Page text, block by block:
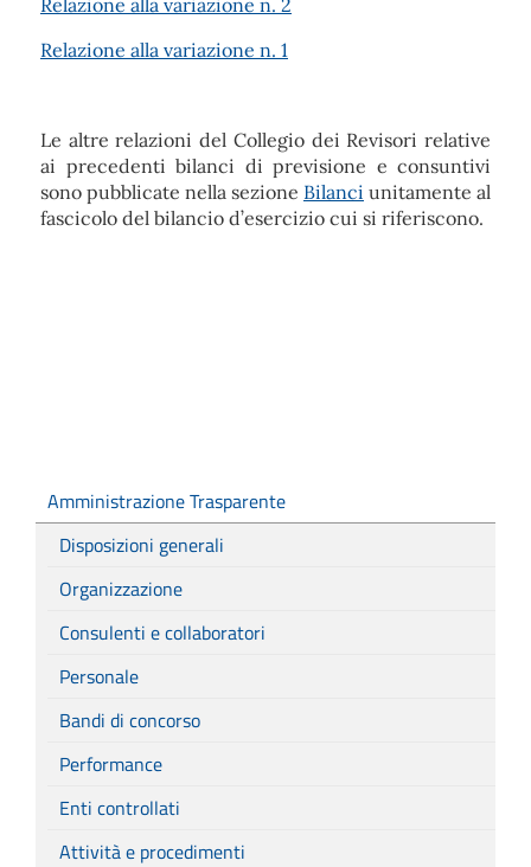
Relazione alla variazione n. 2
Relazione alla variazione n. 1
Le altre relazioni del Collegio dei Revisori relative
ai precedenti bilanci di previsione e consuntivi
sono pubblicate nella sezione Bilanci unitamente al
fascicolo del bilancio d’esercizio cui si riferiscono.
Amministrazione Trasparente
Disposizioni generali
Organizzazione
Consulenti e collaboratori
Personale
Bandi di concorso
Performance
Enti controllati
Attività e procedimenti